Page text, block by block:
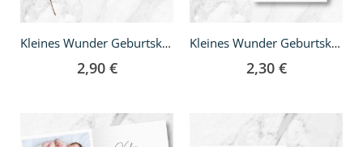
Kleines Wunder Geburtskarte - Klappkarte DIN lang
2,90 €
Kleines Wunder Geburtskarte - quadratisch
2,30 €